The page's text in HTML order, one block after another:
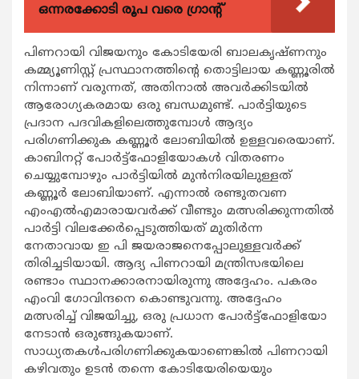
ഒന്നരക്കോടി രൂപ വരെ ഗ്രാന്റ്
പിണറായി വിജയനും കോടിയേരി ബാലകൃഷ്ണനും
കമ്മ്യൂണിസ്റ്റ് പ്രസ്ഥാനത്തിന്‍റെ തൊട്ടിലായ കണ്ണൂരില്‍
നിന്നാണ് വരുന്നത്, അതിനാല്‍ അവര്‍ക്കിടയില്‍
ആരോഗ്യകരമായ ഒരു ബന്ധമുണ്ട്. പാര്‍ട്ടിയുടെ
പ്രദാന പദവികളിലെത്തുമ്പോള്‍ ആദ്യം
പരിഗണിക്കുക കണ്ണൂര്‍ ലോബിയില്‍ ഉള്ളവരെയാണ്.
കാബിനറ്റ് പോര്‍ട്ട്ഫോളിയോകള്‍ വിതരണം
ചെയ്യുമ്പോഴും പാര്‍ട്ടിയില്‍ മുന്‍നിരയിലുള്ളത്
കണ്ണൂര്‍ ലോബിയാണ്. എന്നാല്‍ രണ്ടുതവണ
എംഎല്‍എമാരായവര്‍ക്ക് വീണ്ടും മത്സരിക്കുന്നതില്‍
പാര്‍ട്ടി വിലക്കേര്‍പ്പെടുത്തിയത് മുതിര്‍ന്ന
നേതാവായ ഇ പി ജയരാജനെപ്പോലുള്ളവര്‍ക്ക്
തിരിച്ചടിയായി. ആദ്യ പിണറായി മന്ത്രിസഭയിലെ
രണ്ടാം സ്ഥാനക്കാരനായിരുന്നു അദ്ദേഹം. പകരം
എംവി ഗോവിന്ദനെ കൊണ്ടുവന്നു. അദ്ദേഹം
മത്സരിച്ച് വിജയിച്ചു, ഒരു പ്രധാന പോര്‍ട്ട്ഫോളിയോ
നേടാന്‍ ഒരുങ്ങുകയാണ്.
സാധ്യതകള്‍പരിഗണിക്കുകയാണെങ്കില്‍ പിണറായി
കഴിവതും ഉടന്‍ തന്നെ കോടിയേരിയെയും